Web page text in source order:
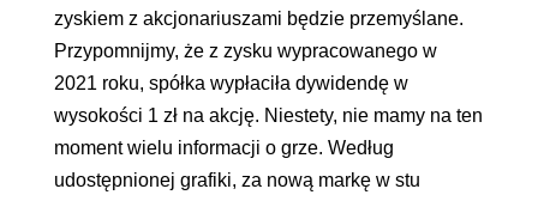
zyskiem z akcjonariuszami będzie przemyślane.
Przypomnijmy, że z zysku wypracowanego w
2021 roku, spółka wypłaciła dywidendę w
wysokości 1 zł na akcję. Niestety, nie mamy na ten
moment wielu informacji o grze. Według
udostępnionej grafiki, za nową markę w stu